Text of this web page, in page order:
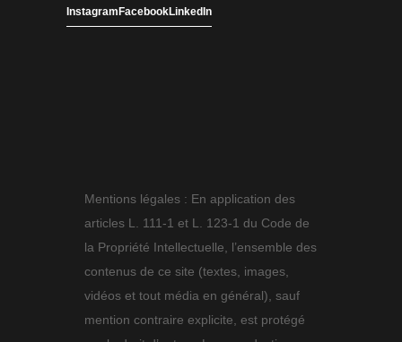
Instagram FacebookLinkedIn
Mentions légales : En application des
articles L. 111-1 et L. 123-1 du Code de
la Propriété Intellectuelle, l’ensemble des
contenus de ce site (textes, images,
vidéos et tout média en général), sauf
mention contraire explicite, est protégé